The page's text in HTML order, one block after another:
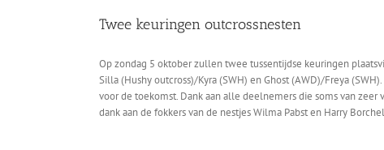
Twee keuringen outcrossnesten
Op zondag 5 oktober zullen twee tussentijdse keuringen
Silla (Hushy outcross)/Kyra (SWH) en Ghost (AWD)/Freya
voor de toekomst. Dank aan alle deelnemers die soms van
dank aan de fokkers van de nestjes Wilma Pabst en Harry